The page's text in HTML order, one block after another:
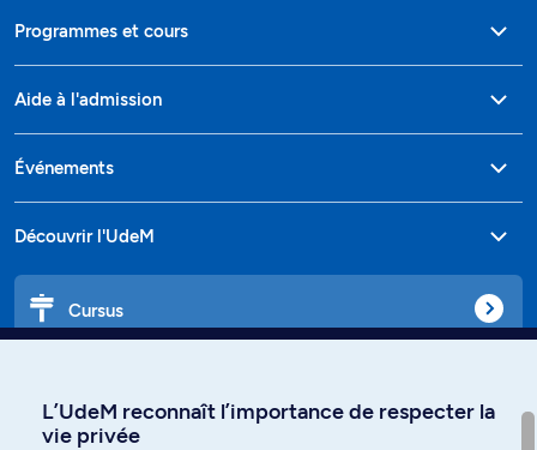
Programmes et cours
Aide à l'admission
Événements
Découvrir l'UdeM
Cursus
L’UdeM reconnaît l’importance de respecter la
vie privée